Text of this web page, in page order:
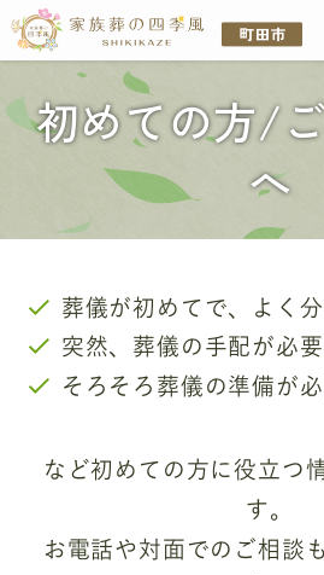
初めての方/
へ
葬儀が初めてで、よく分
突然、葬儀の手配が必
そろそろ葬儀の準備が
など初めての方に役立つ
す。
お電話や対面でのご相談